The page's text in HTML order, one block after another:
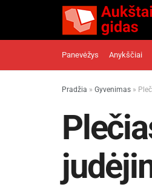
Panevėžys Anykščiai
Pradžia » Gyvenimas »